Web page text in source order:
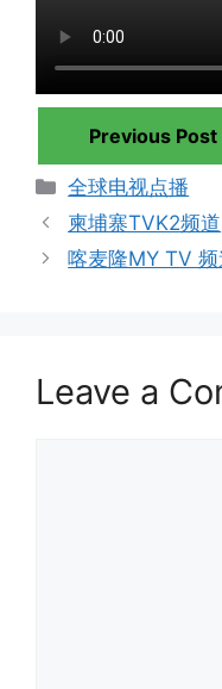
Previous Post
Categories
全球电视点播
柬埔寨TVK2频道
喀麦隆MY TV 频
Leave a